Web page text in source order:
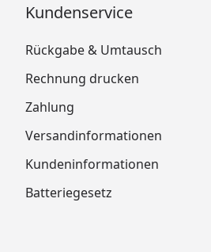
Kundenservice
Rückgabe & Umtausch
Rechnung drucken
Zahlung
Versandinformationen
Kundeninformationen
Batteriegesetz